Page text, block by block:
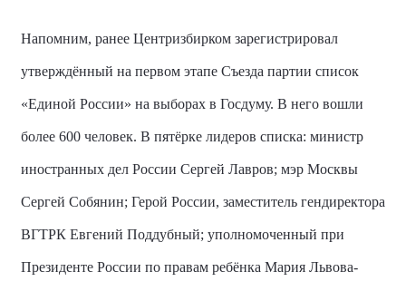
Напомним, ранее Центризбирком зарегистрировал
утверждённый на первом этапе Съезда партии список
«Единой России» на выборах в Госдуму. В него вошли
более 600 человек. В пятёрке лидеров списка: министр
иностранных дел России Сергей Лавров; мэр Москвы
Сергей Собянин; Герой России, заместитель гендиректора
ВГТРК Евгений Поддубный; уполномоченный при
Президенте России по правам ребёнка Мария Львова-